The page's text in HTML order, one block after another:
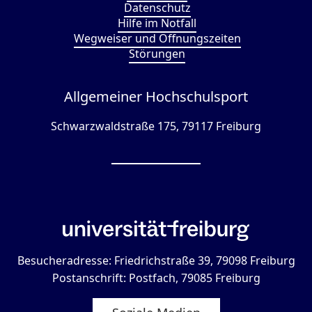
Datenschutz
Hilfe im Notfall
Wegweiser und Öffnungszeiten
Störungen
Allgemeiner Hochschulsport
Schwarzwaldstraße 175, 79117 Freiburg
Besucheradresse: Friedrichstraße 39, 79098 Freiburg
Postanschrift: Postfach, 79085 Freiburg